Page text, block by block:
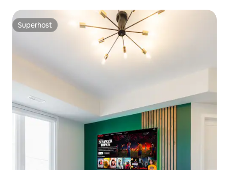
Superhost
Superhost